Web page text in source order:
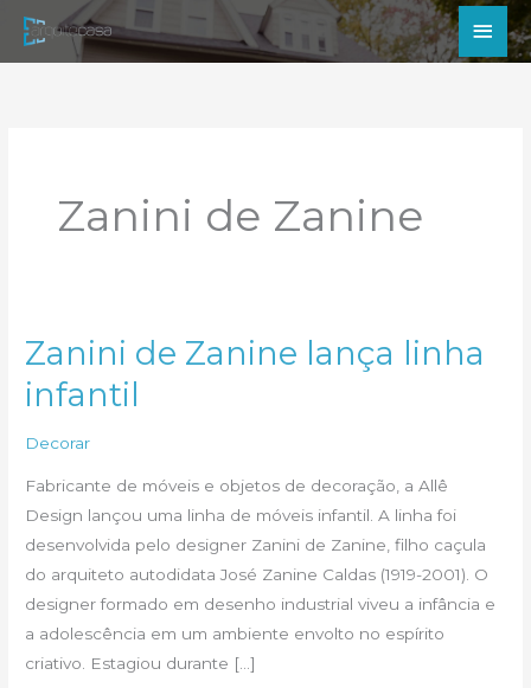
para
Zanini de Zanine
Zanini de Zanine lança linha
infantil
Decorar
Fabricante de móveis e objetos de decoração, a Allê
Design lançou uma linha de móveis infantil. A linha foi
desenvolvida pelo designer Zanini de Zanine, filho caçula
do arquiteto autodidata José Zanine Caldas (1919-2001). O
designer formado em desenho industrial viveu a infância e
a adolescência em um ambiente envolto no espírito
criativo. Estagiou durante […]